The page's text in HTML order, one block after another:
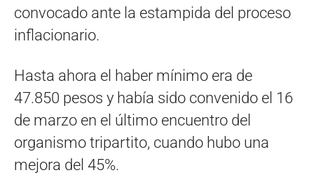
convocado ante la estampida del proceso
inflacionario.
Hasta ahora el haber mínimo era de
47.850 pesos y había sido convenido el 16
de marzo en el último encuentro del
organismo tripartito, cuando hubo una
mejora del 45%.